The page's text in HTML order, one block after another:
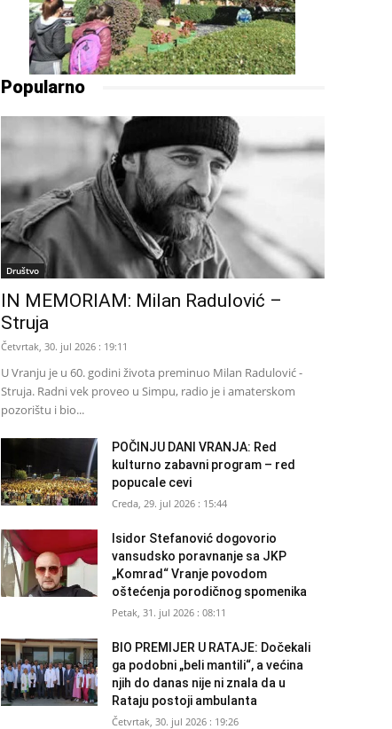
Popularno
Društvo
IN MEMORIAM: Milan Radulović –
Struja
Četvrtak, 30. jul 2026 : 19:11
U Vranju je u 60. godini života preminuo Milan Radulović -
Struja. Radni vek proveo u Simpu, radio je i amaterskom
pozorištu i bio...
POČINJU DANI VRANJA: Red
kulturno zabavni program – red
popucale cevi
Creda, 29. jul 2026 : 15:44
Isidor Stefanović dogovorio
vansudsko poravnanje sa JKP
„Komrad“ Vranje povodom
oštećenja porodičnog spomenika
Petak, 31. jul 2026 : 08:11
BIO PREMIJER U RATAJE: Dočekali
ga podobni „beli mantili“, a većina
njih do danas nije ni znala da u
Rataju postoji ambulanta
Četvrtak, 30. jul 2026 : 19:26